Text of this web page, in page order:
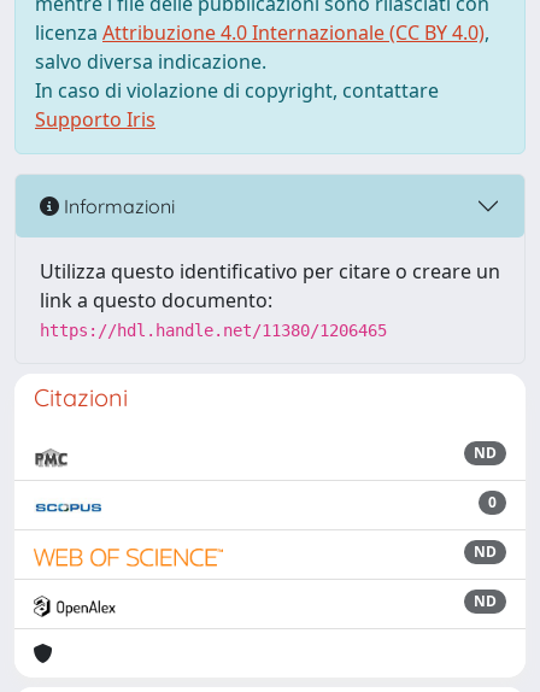
licenza Attribuzione 4.0 Internazionale (CC BY 4.0),
salvo diversa indicazione.
In caso di violazione di copyright, contattare
Supporto Iris
Informazioni
Utilizza questo identificativo per citare o creare un
link a questo documento:
https://hdl.handle.net/11380/1206465
Citazioni
ND
0
ND
ND